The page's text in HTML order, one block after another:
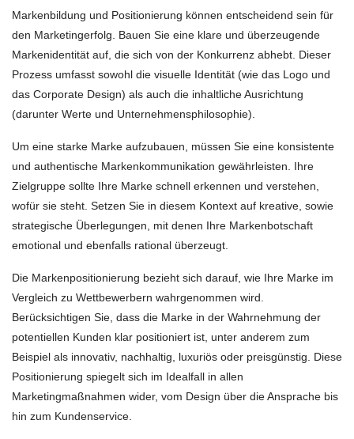
Markenbildung und Positionierung können entscheidend sein für
den Marketingerfolg. Bauen Sie eine klare und überzeugende
Markenidentität auf, die sich von der Konkurrenz abhebt. Dieser
Prozess umfasst sowohl die visuelle Identität (wie das Logo und
das Corporate Design) als auch die inhaltliche Ausrichtung
(darunter Werte und Unternehmensphilosophie).
Um eine starke Marke aufzubauen, müssen Sie eine konsistente
und authentische Markenkommunikation gewährleisten. Ihre
Zielgruppe sollte Ihre Marke schnell erkennen und verstehen,
wofür sie steht. Setzen Sie in diesem Kontext auf kreative, sowie
strategische Überlegungen, mit denen Ihre Markenbotschaft
emotional und ebenfalls rational überzeugt.
Die Markenpositionierung bezieht sich darauf, wie Ihre Marke im
Vergleich zu Wettbewerbern wahrgenommen wird.
Berücksichtigen Sie, dass die Marke in der Wahrnehmung der
potentiellen Kunden klar positioniert ist, unter anderem zum
Beispiel als innovativ, nachhaltig, luxuriös oder preisgünstig. Diese
Positionierung spiegelt sich im Idealfall in allen
Marketingmaßnahmen wider, vom Design über die Ansprache bis
hin zum Kundenservice.